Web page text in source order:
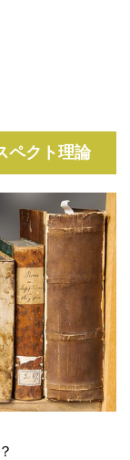
ペクト理論